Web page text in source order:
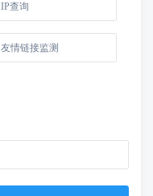
IP查询
友情链接监测